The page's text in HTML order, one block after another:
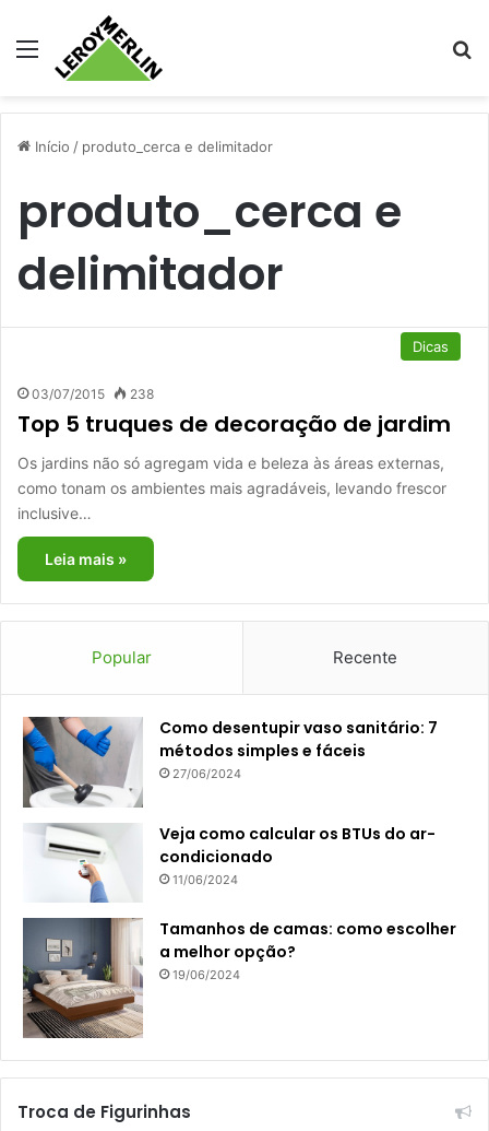
Menu
Início / produto_cerca e delimitador
produto_cerca e
delimitador
Dicas
03/07/2015 238
Top 5 truques de decoração de jardim
Os jardins não só agregam vida e beleza às áreas externas,
como tonam os ambientes mais agradáveis, levando frescor
inclusive…
Leia mais »
Popular Recente
Como desentupir vaso sanitário: 7
métodos simples e fáceis
27/06/2024
Veja como calcular os BTUs do ar-
condicionado
11/06/2024
Tamanhos de camas: como escolher
a melhor opção?
19/06/2024
Troca de Figurinhas